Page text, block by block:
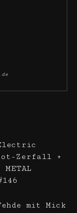
Zerfall +
mit Mick